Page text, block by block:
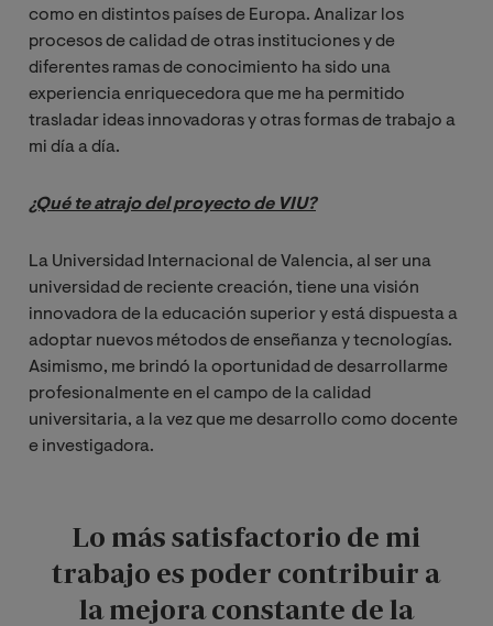
como en distintos países de Europa. Analizar los
procesos de calidad de otras instituciones y de
diferentes ramas de conocimiento ha sido una
experiencia enriquecedora que me ha permitido
trasladar ideas innovadoras y otras formas de trabajo a
mi día a día.
¿Qué te atrajo del proyecto de VIU?
La Universidad Internacional de Valencia, al ser una
universidad de reciente creación, tiene una visión
innovadora de la educación superior y está dispuesta a
adoptar nuevos métodos de enseñanza y tecnologías.
Asimismo, me brindó la oportunidad de desarrollarme
profesionalmente en el campo de la calidad
universitaria, a la vez que me desarrollo como docente
e investigadora.
Lo más satisfactorio de mi
trabajo es poder contribuir a
la mejora constante de la